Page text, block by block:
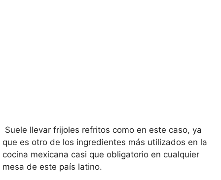
Suele llevar frijoles refritos como en este caso, ya
que es otro de los ingredientes más utilizados en la
cocina mexicana casi que obligatorio en cualquier
mesa de este país latino.